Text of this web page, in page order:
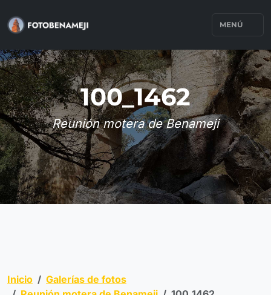
MENÚ
100_1462
Reunión motera de Benameji
Inicio
Galerías de fotos